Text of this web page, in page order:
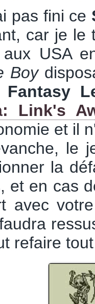
pas fini ce
car je le
USA
Boy
Fantasy
Link's
et il
le
la
et en cas
avec
refaire